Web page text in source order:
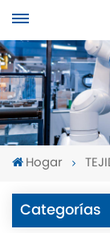
Hogar
Categorías